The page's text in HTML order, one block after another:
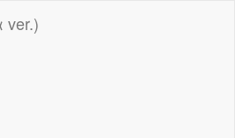
ver.)